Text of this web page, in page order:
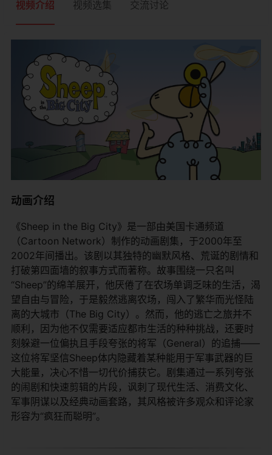
视频介绍 视频选集 交流讨论
动画介绍
《Sheep in the Big City》是一部由美国卡通频道
（Cartoon Network）制作的动画剧集，于2000年至
2002年间播出。该剧以其独特的幽默风格、荒诞的剧情和
打破第四面墙的叙事方式而著称。故事围绕一只名叫
“Sheep”的绵羊展开，他厌倦了在农场单调乏味的生活，渴
望自由与冒险，于是毅然逃离农场，闯入了繁华而光怪陆
离的大城市（The Big City）。然而，他的逃亡之旅并不
顺利，因为他不仅需要适应都市生活的种种挑战，还要时
刻躲避一位偏执且手段夸张的将军（General）的追捕——
这位将军坚信Sheep体内隐藏着某种能用于军事武器的巨
大能量，决心不惜一切代价捕获它。剧集通过一系列夸张
的闹剧和快速剪辑的片段，讽刺了现代生活、消费文化、
军事阴谋以及经典动画套路，其风格被许多观众和评论家
形容为“疯狂而聪明”。